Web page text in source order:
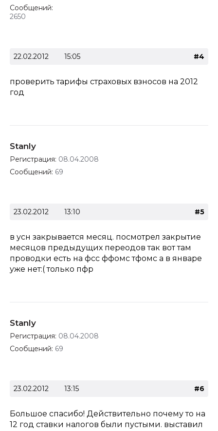
Сообщений:
2650
22.02.2012 15:05 #4
проверить тарифы страховых взносов на 2012
год
Stanly
Регистрация: 08.04.2008
Сообщений: 69
23.02.2012 13:10 #5
в усн закрывается месяц. посмотрел закрытие
месяцов предыдущих переодов так вот там
проводки есть на фсс ффомс тфомс а в январе
уже нет:( только пфр
Stanly
Регистрация: 08.04.2008
Сообщений: 69
23.02.2012 13:15 #6
Большое спасибо! Действительно почему то на
12 год ставки налогов были пустыми. выставил